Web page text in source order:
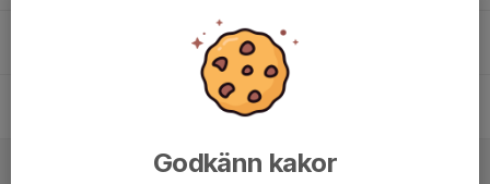
Godkänn kakor